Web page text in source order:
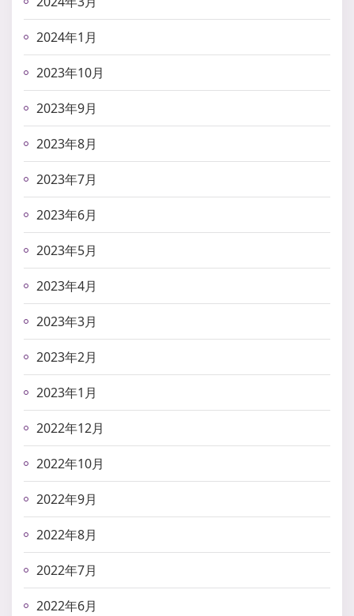
2024年1月
2023年10月
2023年9月
2023年8月
2023年7月
2023年6月
2023年5月
2023年4月
2023年3月
2023年2月
2023年1月
2022年12月
2022年10月
2022年9月
2022年8月
2022年7月
2022年6月